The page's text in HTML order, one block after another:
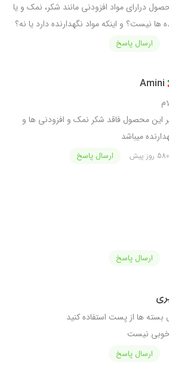
درارای مواد افزودنی مانند شکر، نمک و یا
ها نیست؟ و اینکه مواد نگهدارنده دارد یا نه؟
ارسال پاسخ
Amini
این محصول فاقد شکر نمک و افزودنی ها و
میباشد
ارسال پاسخ
ارسال پاسخ
بسته ها از پست استفاده کنید
خوبی نیست
ارسال پاسخ